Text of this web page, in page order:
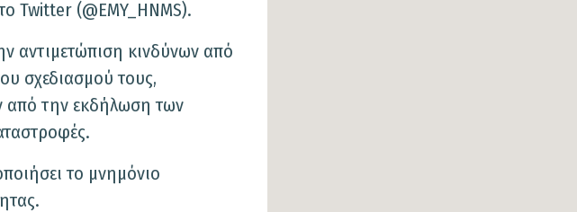
Twitter (@EMY_HNMS).
αντιμετώπιση κινδύνων από
σχεδιασμού τους,
από την εκδήλωση των
το μνημόνιο